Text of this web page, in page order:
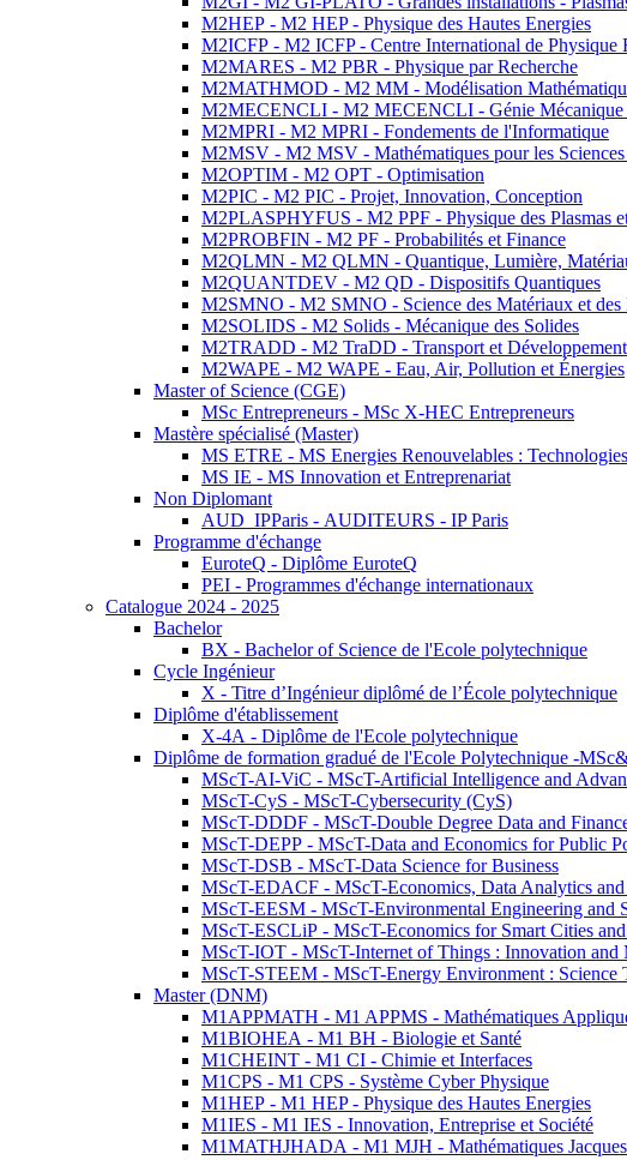
M2HEP - M2 HEP - Physique des Hautes Energies
M2ICFP - M2 ICFP - Centre International de Physique
M2MARES - M2 PBR - Physique par Recherche
M2MATHMOD - M2 MM - Modélisation
M2MECENCLI - M2 MECENCLI - Génie Mécanique
M2MPRI - M2 MPRI - Fondements de l'Informatique
M2MSV - M2 MSV - Mathématiques pour les
M2OPTIM - M2 OPT - Optimisation
M2PIC - M2 PIC - Projet, Innovation, Conception
M2PLASPHYFUS - M2 PPF - Physique des Plasmas
M2PROBFIN - M2 PF - Probabilités et Finance
M2QLMN - M2 QLMN - Quantique, Lumière,
M2QUANTDEV - M2 QD - Dispositifs Quantiques
M2SMNO - M2 SMNO - Science des Matériaux et des
M2SOLIDS - M2 Solids - Mécanique des Solides
M2TRADD - M2 TraDD - Transport et
M2WAPE - M2 WAPE - Eau, Air, Pollution et Énergies
Master of Science (CGE)
MSc Entrepreneurs - MSc X-HEC Entrepreneurs
Mastère spécialisé (Master)
MS ETRE - MS Energies Renouvelables :
MS IE - MS Innovation et Entreprenariat
Non Diplomant
AUD_IPParis - AUDITEURS - IP Paris
Programme d'échange
EuroteQ - Diplôme EuroteQ
PEI - Programmes d'échange internationaux
Catalogue 2024 - 2025
Bachelor
BX - Bachelor of Science de l'Ecole polytechnique
Cycle Ingénieur
X - Titre d’Ingénieur diplômé de l’École polytechnique
Diplôme d'établissement
X-4A - Diplôme de l'Ecole polytechnique
Diplôme de formation gradué de l'Ecole Polytechnique -
MScT-AI-ViC - MScT-Artificial Intelligence and
MScT-CyS - MScT-Cybersecurity (CyS)
MScT-DDDF - MScT-Double Degree Data and
MScT-DEPP - MScT-Data and Economics for Public
MScT-DSB - MScT-Data Science for Business
MScT-EDACF - MScT-Economics, Data Analytics and
MScT-EESM - MScT-Environmental Engineering and
MScT-ESCLiP - MScT-Economics for Smart Cities
MScT-IOT - MScT-Internet of Things : Innovation and
MScT-STEEM - MScT-Energy Environment : Science
Master (DNM)
M1APPMATH - M1 APPMS - Mathématiques
M1BIOHEA - M1 BH - Biologie et Santé
M1CHEINT - M1 CI - Chimie et Interfaces
M1CPS - M1 CPS - Système Cyber Physique
M1HEP - M1 HEP - Physique des Hautes Energies
M1IES - M1 IES - Innovation, Entreprise et Société
M1MATHJHADA - M1 MJH - Mathématiques